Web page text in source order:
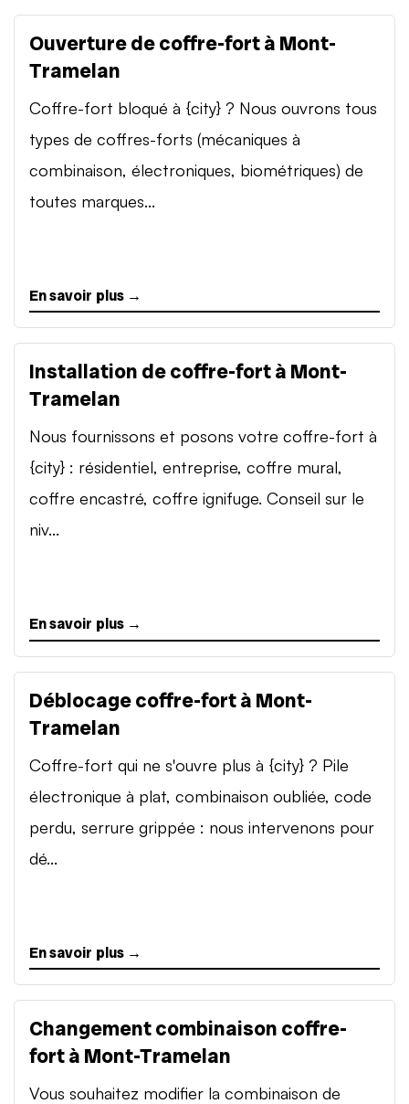
Ouverture de coffre-fort à Mont-
Tramelan
Coffre-fort bloqué à {city} ? Nous ouvrons tous
types de coffres-forts (mécaniques à
combinaison, électroniques, biométriques) de
toutes marques...
En savoir plus →
Installation de coffre-fort à Mont-
Tramelan
Nous fournissons et posons votre coffre-fort à
{city} : résidentiel, entreprise, coffre mural,
coffre encastré, coffre ignifuge. Conseil sur le
niv...
En savoir plus →
Déblocage coffre-fort à Mont-
Tramelan
Coffre-fort qui ne s'ouvre plus à {city} ? Pile
électronique à plat, combinaison oubliée, code
perdu, serrure grippée : nous intervenons pour
dé...
En savoir plus →
Changement combinaison coffre-
fort à Mont-Tramelan
Vous souhaitez modifier la combinaison de